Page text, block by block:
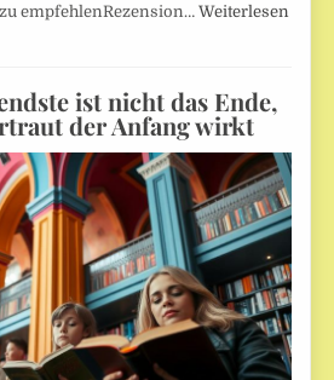
empfehlenRezension…Weiterlesen
ist nicht das Ende,
der Anfang wirkt